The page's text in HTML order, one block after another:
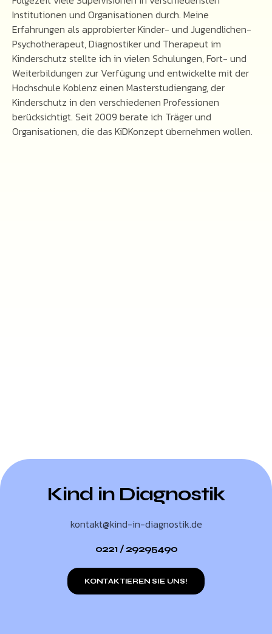
Institutionen und Organisationen durch. Meine
Erfahrungen als approbierter Kinder- und Jugendlichen-
Psychotherapeut, Diagnostiker und Therapeut im
Kinderschutz stellte ich in vielen Schulungen, Fort- und
Weiterbildungen zur Verfügung und entwickelte mit der
Hochschule Koblenz einen Masterstudiengang, der
Kinderschutz in den verschiedenen Professionen
berücksichtigt. Seit 2009 berate ich Träger und
Organisationen, die das KiDKonzept übernehmen wollen.
Kind in Diagnostik
kontakt@kind-in-diagnostik.de
0221 / 29295490
KONTAKTIEREN SIE UNS!